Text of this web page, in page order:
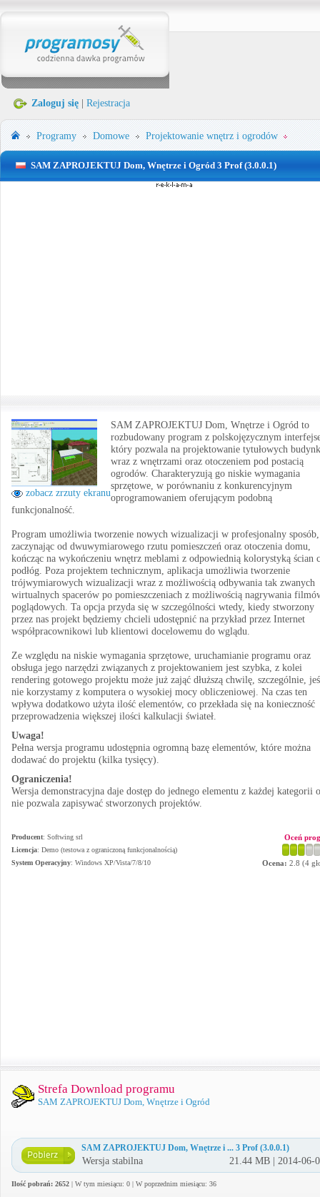
Zaloguj się Rejestracja
Programy Domowe Projektowanie wnętrz i ogrodów
SAM ZAPROJEKTUJ Dom, Wnętrze i Ogród 3 Prof (3.0.0.1)
zobacz zrzuty ekranu
SAM ZAPROJEKTUJ Dom, Wnętrze i Ogród to
rozbudowany program z polskojęzycznym
który pozwala na projektowanie tytułowych
wraz z wnętrzami oraz otoczeniem pod postacią
ogrodów. Charakteryzują go niskie wymagania
sprzętowe, w porównaniu z konkurencyjnym
oprogramowaniem oferującym podobną
funkcjonalność.
Program umożliwia tworzenie nowych wizualizacji w profesjonalny sposób,
zaczynając od dwuwymiarowego rzutu pomieszczeń oraz otoczenia domu,
kończąc na wykończeniu wnętrz meblami z odpowiednią kolorystyką ścian
podłóg. Poza projektem technicznym, aplikacja umożliwia tworzenie
trójwymiarowych wizualizacji wraz z możliwością odbywania tak zwanych
wirtualnych spacerów po pomieszczeniach z możliwością nagrywania
poglądowych. Ta opcja przyda się w szczególności wtedy, kiedy stworzony
przez nas projekt będziemy chcieli udostępnić na przykład przez Internet
współpracownikowi lub klientowi docelowemu do wglądu.
Ze względu na niskie wymagania sprzętowe, uruchamianie programu oraz
obsługa jego narzędzi związanych z projektowaniem jest szybka, z kolei
rendering gotowego projektu może już zająć dłuższą chwilę, szczególnie,
nie korzystamy z komputera o wysokiej mocy obliczeniowej. Na czas ten
wpływa dodatkowo użyta ilość elementów, co przekłada się na konieczność
przeprowadzenia większej ilości kalkulacji świateł.
Uwaga!
Pełna wersja programu udostępnia ogromną bazę elementów, które można
dodawać do projektu (kilka tysięcy).
Ograniczenia!
Wersja demonstracyjna daje dostęp do jednego elementu z każdej kategorii
nie pozwala zapisywać stworzonych projektów.
Producent: Softwing srl
Licencja: Demo (testowa z ograniczoną funkcjonalnością)
System Operacyjny: Windows XP/Vista/7/8/10
Oceń
Ocena: 2.8 (4
Strefa Download programu
SAM ZAPROJEKTUJ Dom, Wnętrze i Ogród
SAM ZAPROJEKTUJ Dom, Wnętrze i ... 3 Prof (3.0.0.1)
Wersja stabilna 21.44 MB | 2014-06-
Ilość pobrań: 2652 | W tym miesiącu: 0 | W poprzednim miesiącu: 36